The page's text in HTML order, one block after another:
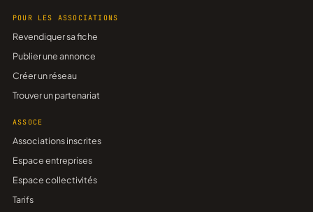
POUR LES ASSOCIATIONS
Revendiquer sa fiche
Publier une annonce
Créer un réseau
Trouver un partenariat
ASSOCE
Associations inscrites
Espace entreprises
Espace collectivités
Tarifs